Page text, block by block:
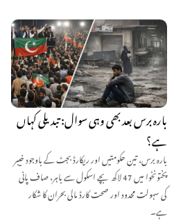
بارہ برس بعد بھی وہی سوال: تبدیلی کہاں
ہے؟
بارہ برس، تین حکومتیں اور ریکارڈ بجٹ کے باوجود خیبر
پختونخوا میں 47 لاکھ بچے اسکول سے باہر، صاف پانی
کی سہولت محدود اور صحت کارڈ مالی بحران کا شکار
ہے۔